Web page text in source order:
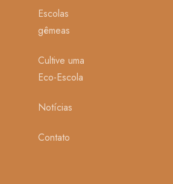
Escolas
gêmeas
Cultive uma
Eco-Escola
Notícias
Contato